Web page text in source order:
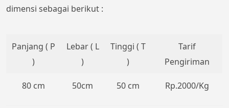
dimensi sebagai berikut :
Panjang ( P
)
Lebar ( L
)
Tinggi ( T
)
Tarif
Pengiriman
80 cm 50cm 50 cm Rp.2000/Kg